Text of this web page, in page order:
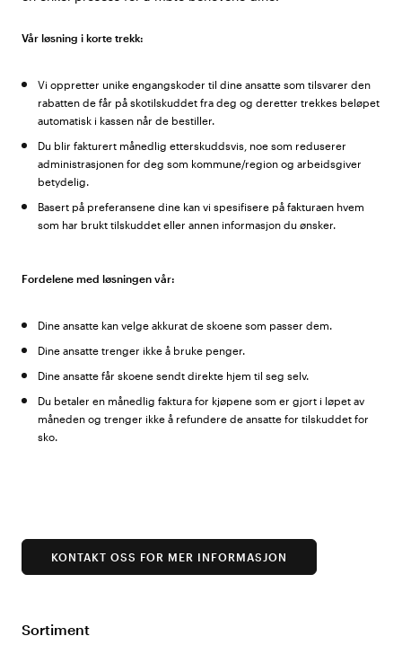
Vår løsning i korte trekk:
Vi oppretter unike engangskoder til dine ansatte som tilsvarer den
rabatten de får på skotilskuddet fra deg og deretter trekkes beløpet
automatisk i kassen når de bestiller.
Du blir fakturert månedlig etterskuddsvis, noe som reduserer
administrasjonen for deg som kommune/region og arbeidsgiver
betydelig.
Basert på preferansene dine kan vi spesifisere på fakturaen hvem
som har brukt tilskuddet eller annen informasjon du ønsker.
Fordelene med løsningen vår:
Dine ansatte kan velge akkurat de skoene som passer dem.
Dine ansatte trenger ikke å bruke penger.
Dine ansatte får skoene sendt direkte hjem til seg selv.
Du betaler en månedlig faktura for kjøpene som er gjort i løpet av
måneden og trenger ikke å refundere de ansatte for tilskuddet for
sko.
KONTAKT OSS FOR MER INFORMASJON
Sortiment